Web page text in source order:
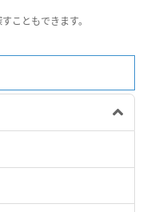
こともできます。